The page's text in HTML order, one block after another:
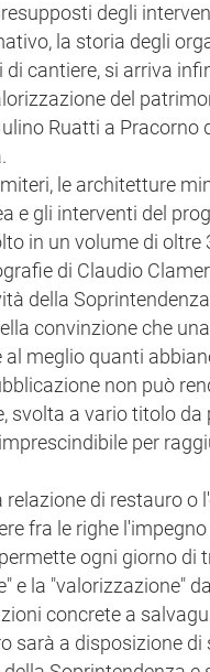
degli
la storia degli
di cantiere, si arriva
del
Ruatti a Pracorno
le architetture
e gli interventi del
in un volume di
di Claudio
della
convinzione che
meglio quanti
non può
svolta a vario titolo
per
relazione di restauro o
fra le righe
ogni giorno di
e la "valorizzazione"
concrete a
sarà a disposizione